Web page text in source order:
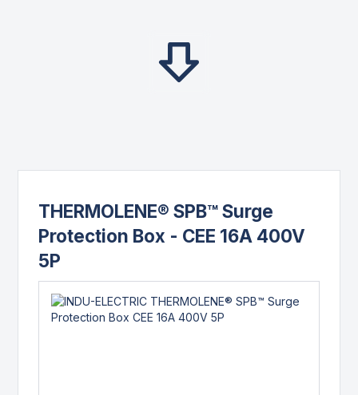
THERMOLENE® SPB™ Surge
Protection Box - CEE 16A 400V
5P